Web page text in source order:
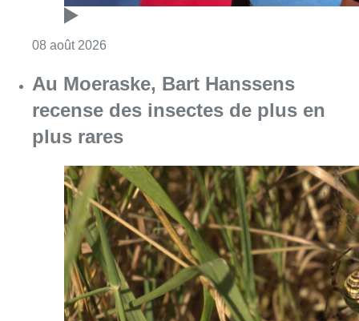
08 août 2026
Au Moeraske, Bart Hanssens
recense des insectes de plus en
plus rares